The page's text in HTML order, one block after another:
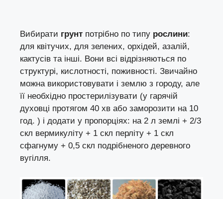
Вибирати грунт потрібно по типу рослини:
для квітучих, для зелених, орхідей, азалій,
кактусів та інші. Вони всі відрізняються по
структурі, кислотності, поживності. Звичайно
можна використовувати і землю з городу, але
її необхідно простерилізувати (у гарячій
духовці протягом 40 хв або заморозити на 10
год. ) і додати у пропорціях: на 2 л землі + 2/3
скл вермикуліту + 1 скл перліту + 1 скл
сфагнуму + 0,5 скл подрібненого деревного
вугілля.